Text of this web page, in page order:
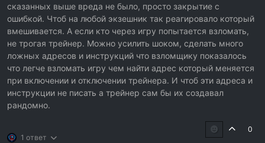
``` Там видно в скрипте боакировка программ
с расширением exe Можно ли
усовершенствовать этот скрипт не уточнять
име егзешника, а применить к любому ексе?
То есть задать относительное имя как в асм
прыжок на безымянную метку.
сказанных выше вреда не было, просто закрытие с
ошибкой. Чтоб на любой экзешник так реагировало который
вмешивается. А если кто через игру попытается взломать,
не трогая трейнер. Можно усилить шоком, сделать много
ложных адресов и инструкций что взломщику показалось
что легче взломать игру чем найти адрес который меняется
при включении и отключении трейнера. И чтоб эти адреса и
инструкции не писать а трейнер сам бы их создавал
рандомно.
1 ответ
0